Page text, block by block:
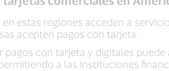
estas regiones acceden a
acepten pagos con tarjeta.
pagos con tarjeta y digitales
a las instituciones